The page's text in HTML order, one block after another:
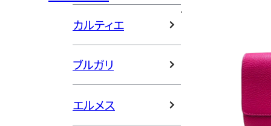
カルティエ
ブルガリ
エルメス